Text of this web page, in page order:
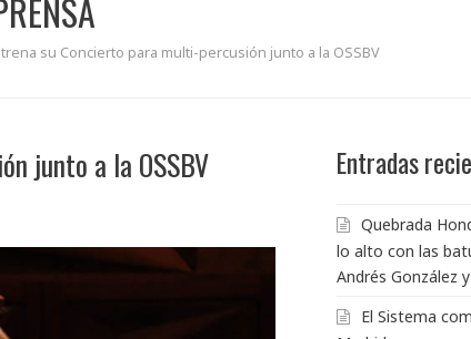
su Concierto para multi-percusión junto a la OSSBV
junto a la OSSBV Entradas
Quebrada
lo alto con las
Andrés González
El Sistema